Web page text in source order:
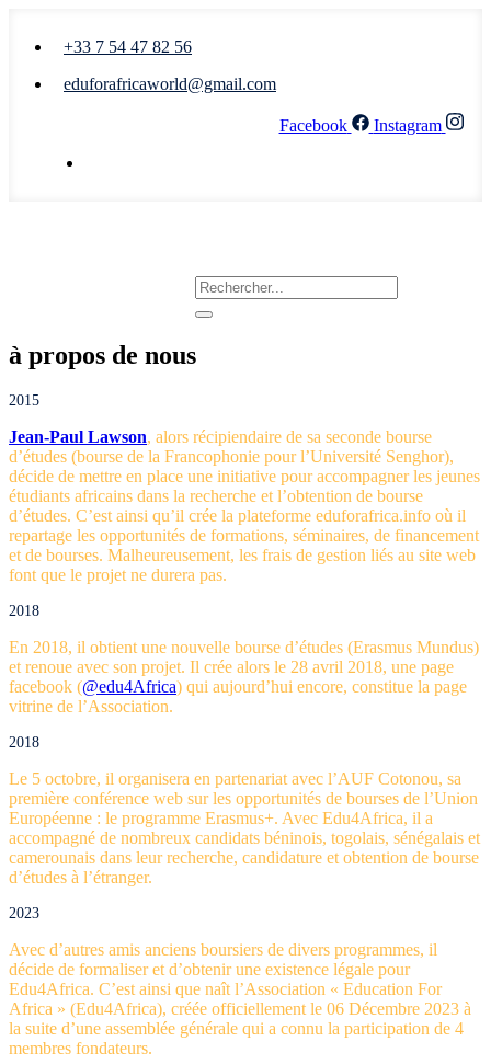
+33 7 54 47 82 56
eduforafricaworld@gmail.com
Facebook
Instagram
à propos de nous
2015
Jean-Paul Lawson, alors récipiendaire de sa seconde bourse
d’études (bourse de la Francophonie pour l’Université Senghor),
décide de mettre en place une initiative pour accompagner les jeunes
étudiants africains dans la recherche et l’obtention de bourse
d’études. C’est ainsi qu’il crée la plateforme eduforafrica.info où il
repartage les opportunités de formations, séminaires, de financement
et de bourses. Malheureusement, les frais de gestion liés au site web
font que le projet ne durera pas.
2018
En 2018, il obtient une nouvelle bourse d’études (Erasmus Mundus)
et renoue avec son projet. Il crée alors le 28 avril 2018, une page
facebook (@edu4Africa) qui aujourd’hui encore, constitue la page
vitrine de l’Association.
2018
Le 5 octobre, il organisera en partenariat avec l’AUF Cotonou, sa
première conférence web sur les opportunités de bourses de l’Union
Européenne : le programme Erasmus+. Avec Edu4Africa, il a
accompagné de nombreux candidats béninois, togolais, sénégalais et
camerounais dans leur recherche, candidature et obtention de bourse
d’études à l’étranger.
2023
Avec d’autres amis anciens boursiers de divers programmes, il
décide de formaliser et d’obtenir une existence légale pour
Edu4Africa. C’est ainsi que naît l’Association « Education For
Africa » (Edu4Africa), créée officiellement le 06 Décembre 2023 à
la suite d’une assemblée générale qui a connu la participation de 4
membres fondateurs.